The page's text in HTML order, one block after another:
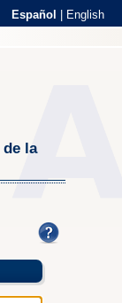
Español English
la